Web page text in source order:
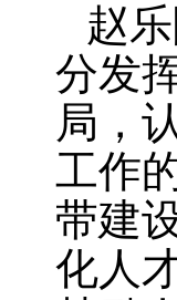
赵
分发
局，
工作
带建
化人